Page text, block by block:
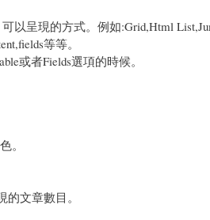
呈現的方式。例如:Grid,Html
等等。
或者Fields選項的時候。
。
文章數目。